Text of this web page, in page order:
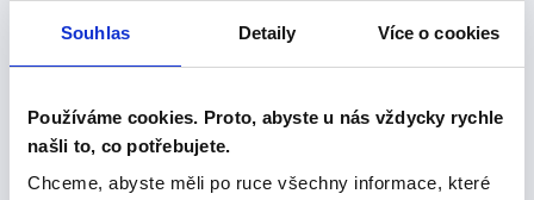
Souhlas Detaily Více o cookies
Používáme cookies. Proto, abyste u nás vždycky rychle
našli to, co potřebujete.
Chceme, abyste měli po ruce všechny informace, které
Creditcheck
pomocí
API